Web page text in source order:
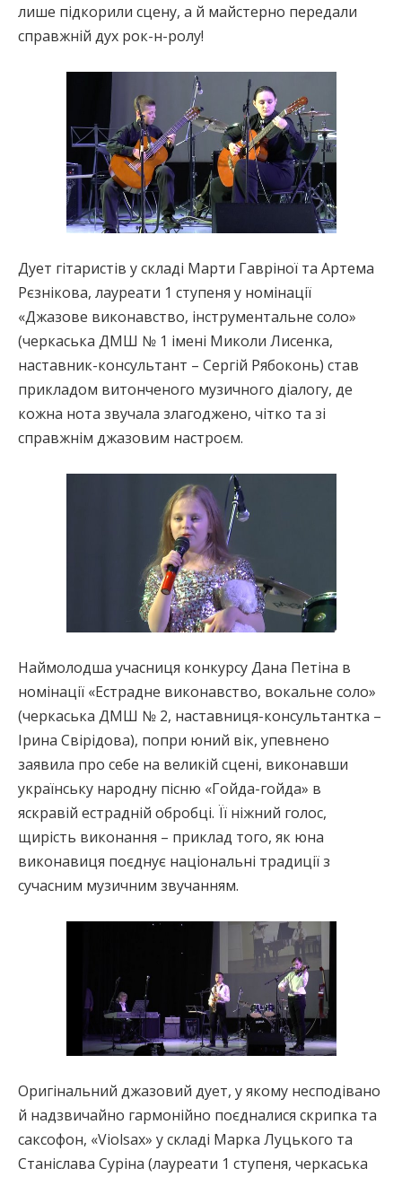
лише підкорили сцену, а й майстерно передали
справжній дух рок-н-ролу!
Дует гітаристів у складі Марти Гавріної та Артема
Рєзнікова, лауреати 1 ступеня у номінації
«Джазове виконавство, інструментальне соло»
(черкаська ДМШ № 1 імені Миколи Лисенка,
наставник-консультант – Сергій Рябоконь) став
прикладом витонченого музичного діалогу, де
кожна нота звучала злагоджено, чітко та зі
справжнім джазовим настроєм.
Наймолодша учасниця конкурсу Дана Петіна в
номінації «Естрадне виконавство, вокальне соло»
(черкаська ДМШ № 2, наставниця-консультантка –
Ірина Свірідова), попри юний вік, упевнено
заявила про себе на великій сцені, виконавши
українську народну пісню «Гойда-гойда» в
яскравій естрадній обробці. Її ніжний голос,
щирість виконання – приклад того, як юна
виконавиця поєднує національні традиції з
сучасним музичним звучанням.
Оригінальний джазовий дует, у якому несподівано
й надзвичайно гармонійно поєдналися скрипка та
саксофон, «Violsax» у складі Марка Луцького та
Станіслава Суріна (лауреати 1 ступеня, черкаська